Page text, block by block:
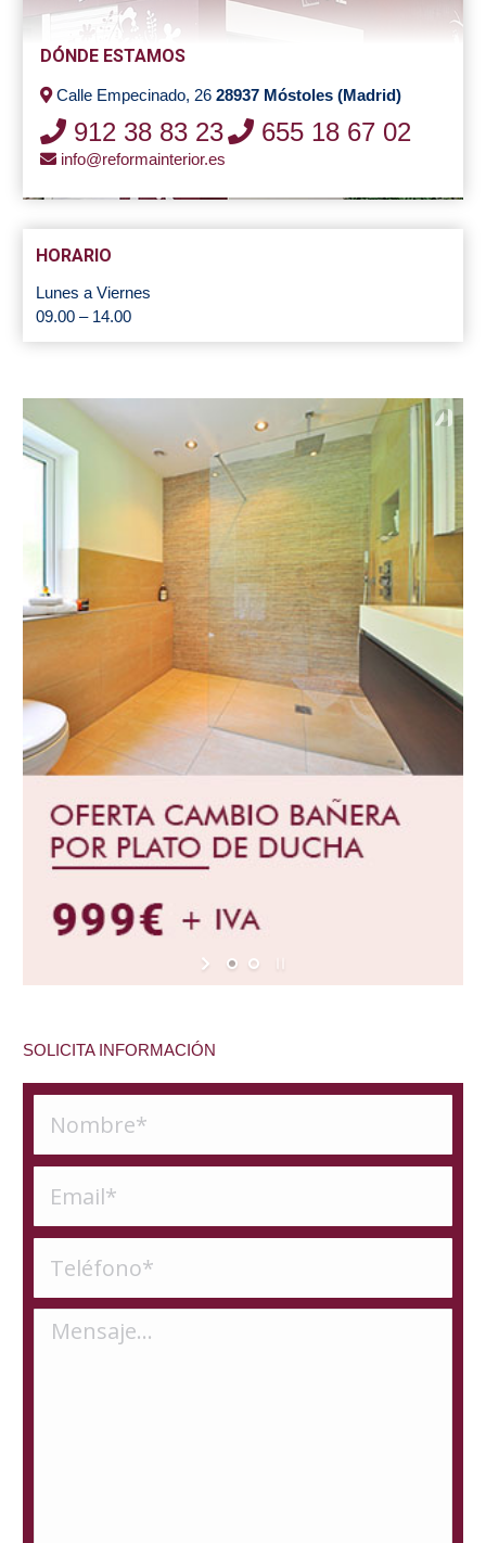
DÓNDE ESTAMOS
Calle Empecinado, 26 28937 Móstoles (Madrid)
912 38 83 23 655 18 67 02
info@reformainterior.es
HORARIO
Lunes a Viernes
09.00 – 14.00
SOLICITA INFORMACIÓN